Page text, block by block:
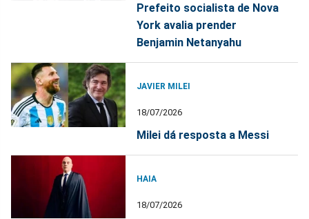
Prefeito socialista de Nova
York avalia prender
Benjamin Netanyahu
JAVIER MILEI
18/07/2026
Milei dá resposta a Messi
HAIA
18/07/2026